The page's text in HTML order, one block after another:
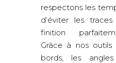
respectons les
d’éviter les
finition
Grâce à nos outils
bords, les